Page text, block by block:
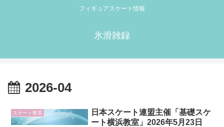
フィギュアスケート情報
氷滑雑録
2026-04
スケート教室
日本スケート連盟主催「基礎スケ
ート横浜教室」2026年5月23日